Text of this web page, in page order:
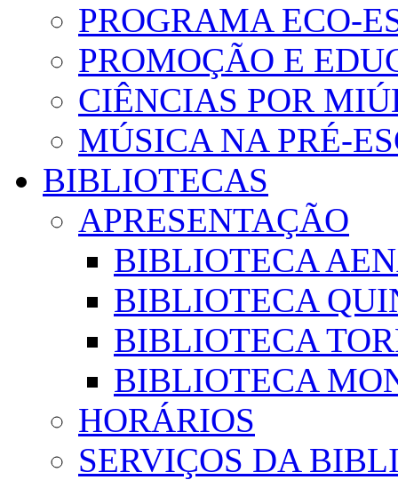
PROGRAMA ECO-
PROMOÇÃO E
CIÊNCIAS POR
MÚSICA NA PRÉ-
BIBLIOTECAS
APRESENTAÇÃO
BIBLIOTECA
BIBLIOTECA
BIBLIOTECA
BIBLIOTECA
HORÁRIOS
SERVIÇOS DA